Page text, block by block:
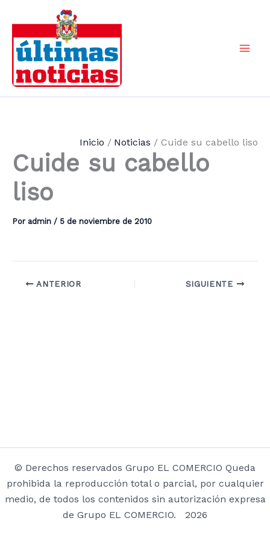
contenido
Inicio Noticias Cuide su cabello liso
Cuide su cabello
liso
Por admin / 5 de noviembre de 2010
ANTERIOR SIGUIENTE
© Derechos reservados Grupo EL COMERCIO Queda
prohibida la reproducción total o parcial, por cualquier
medio, de todos los contenidos sin autorización expresa
de Grupo EL COMERCIO. 2026